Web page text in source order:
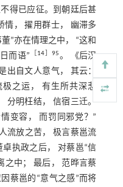
得已应征。到朝廷后甚
情， 擢用群士， 幽滞多
”亦在情理之中， “这和
而语”
14 ］95。 《后汉
出自文人意气， 其云：
之运， 有生所共深悲
分明枉结， 信宿三迁。
变容， 而罚同邪党？”
流放之苦， 极言蔡邕流
执政之后， 对蔡邕“信
之中； 最后， 范晔言蔡
蔡邕的“意气之感”而将